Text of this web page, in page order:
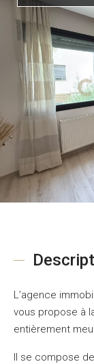
L’agence
vous propose à
entièrement
Il se compose